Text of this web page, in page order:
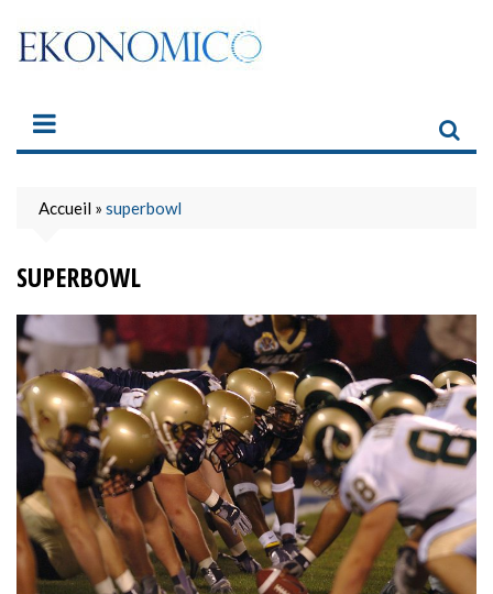
content
Accueil » superbowl
SUPERBOWL